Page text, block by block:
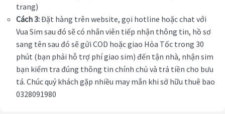
trang)
Cách 3:Đặt hàng trên website, gọi hotline hoặc chat với
Vua Sim sau đó sẽ có nhân viên tiếp nhận thông tin, hồ sơ
sang tên sau đó sẽ gửi COD hoặc giao Hỏa Tốc trong 30
phút (bạn phải hỗ trợ phí giao sim) đến tận nhà, nhận sim
bạn kiểm tra đúng thông tin chính chủ và trả tiền cho bưu
tá. Chúc quý khách gặp nhiều may mắn khi sở hữu thuê bao
0328091980